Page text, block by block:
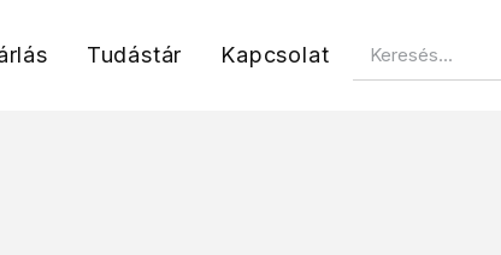
Tudástár Kapcsolat